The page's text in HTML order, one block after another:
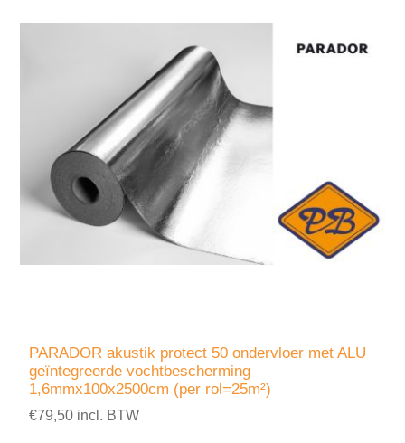
PARADOR akustik protect 50 ondervloer met ALU
geïntegreerde vochtbescherming
1,6mmx100x2500cm (per rol=25m²)
€79,50 incl. BTW